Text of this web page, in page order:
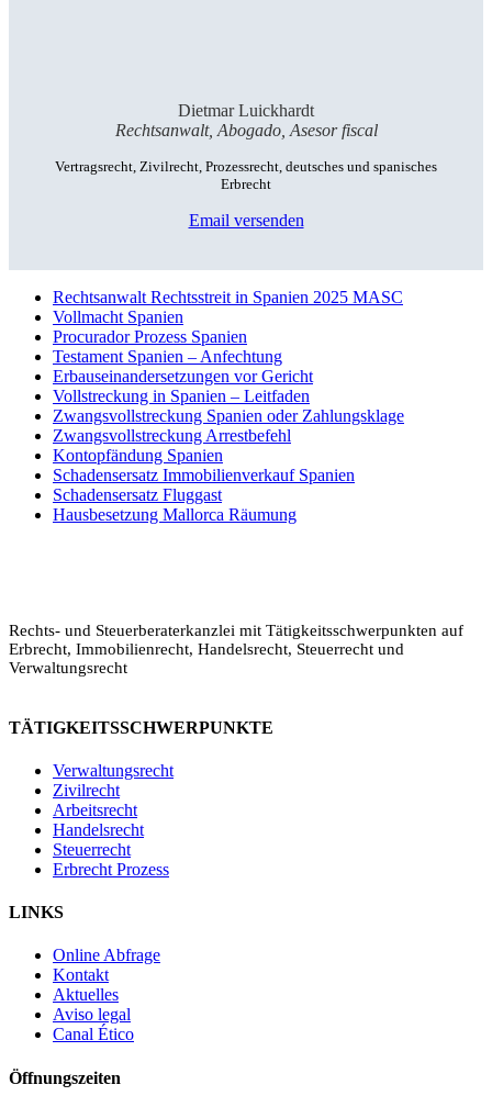
Dietmar Luickhardt
Rechtsanwalt, Abogado, Asesor fiscal
Vertragsrecht, Zivilrecht, Prozessrecht, deutsches und spanisches
Erbrecht
Email versenden
Rechtsanwalt Rechtsstreit in Spanien 2025 MASC
Vollmacht Spanien
Procurador Prozess Spanien
Testament Spanien – Anfechtung
Erbauseinandersetzungen vor Gericht
Vollstreckung in Spanien – Leitfaden
Zwangsvollstreckung Spanien oder Zahlungsklage
Zwangsvollstreckung Arrestbefehl
Kontopfändung Spanien
Schadensersatz Immobilienverkauf Spanien
Schadensersatz Fluggast
Hausbesetzung Mallorca Räumung
Rechts- und Steuerberaterkanzlei mit Tätigkeitsschwerpunkten auf
Erbrecht, Immobilienrecht, Handelsrecht, Steuerrecht und
Verwaltungsrecht
TÄTIGKEITSSCHWERPUNKTE
Verwaltungsrecht
Zivilrecht
Arbeitsrecht
Handelsrecht
Steuerrecht
Erbrecht Prozess
LINKS
Online Abfrage
Kontakt
Aktuelles
Aviso legal
Canal Ético
Öffnungszeiten
Hola und herzlich willkommen!
Schreiben Sie uns kurz, worum es geht (z.B.
Immobilienkauf, Erbschaft, Firmengründung). Wir
melden uns schnellstmöglich bei Ihnen!